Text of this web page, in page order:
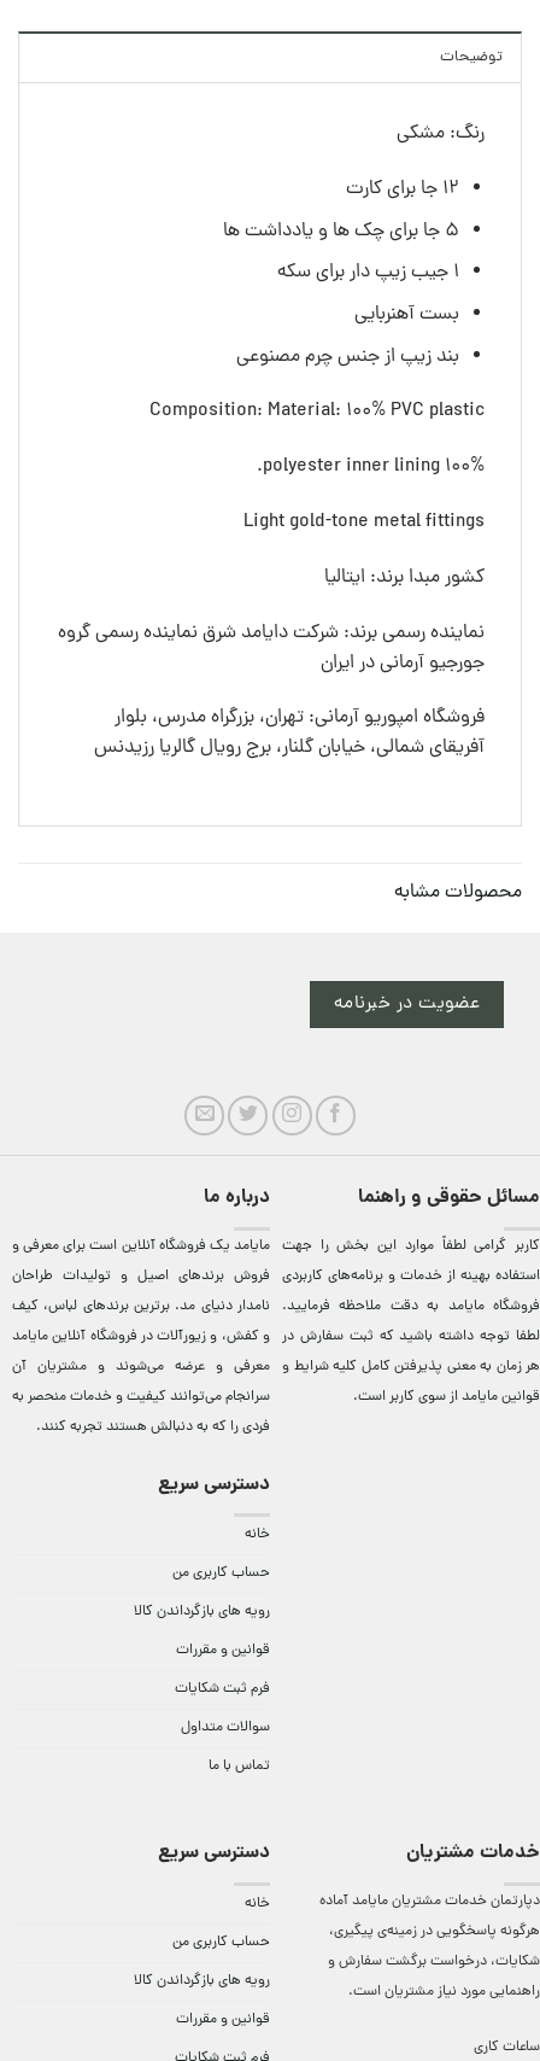
توضیحات
رنگ: مشکی
۱۲ جا برای کارت
۵ جا برای چک ها و یادداشت ها
۱ جیب زیپ دار برای سکه
بست آهنربایی
بند زیپ از جنس چرم مصنوعی
Composition: Material: 100% PVC plastic
100% polyester inner lining.
Light gold-tone metal fittings
کشور مبدا برند: ایتالیا
نماینده رسمی برند: شرکت دایامد شرق نماینده رسمی گروه
جورجیو آرمانی در ایران
فروشگاه امپوریو آرمانی: تهران، بزرگراه مدرس، بلوار
آفریقای شمالی، خیابان گلنار، برج رویال گالریا رزیدنس
محصولات مشابه
عضویت در خبرنامه
مسائل حقوقی و راهنما
کاربر گرامی لطفاً موارد این بخش را جهت
استفاده بهینه از خدمات و برنامه‌‏های کاربردی
فروشگاه مایامد به دقت ملاحظه فرمایید.
لطفا توجه داشته باشید که ثبت سفارش در
هر زمان به معنی پذیرفتن کامل کلیهشرایط و
قوانین مایامداز سوی کاربر است.
درباره ما
مایامد يک فروشگاه آنلاين است برای معرفی و
فروش برندهای اصيل و توليدات طراحان
نامدار دنيای مد. برترين‌ برندهای لباس، کيف
و کفش، و زيورآلات در فروشگاه آنلاين مایامد
معرفی و عرضه می‌شوند و مشتريان آن
سرانجام می‌توانند کيفيت و خدمات منحصر به
فردی را که به دنبالش هستند تجربه کنند.
دسترسی سریع
خانه
حساب کاربری من
رویه های بازگرداندن کالا
قوانین و مقررات
فرم ثبت شکایات
سوالات متداول
تماس با ما
خدمات مشتریان
دپارتمان خدمات مشتریان مایامد آماده
هرگونه پاسخگویی در زمینه‌ی پیگیری،
شکایات، درخواست برگشت سفارش و
راهنمایی مورد نیاز مشتریان است.
ساعات کاری
دسترسی سریع
خانه
حساب کاربری من
رویه های بازگرداندن کالا
قوانین و مقررات